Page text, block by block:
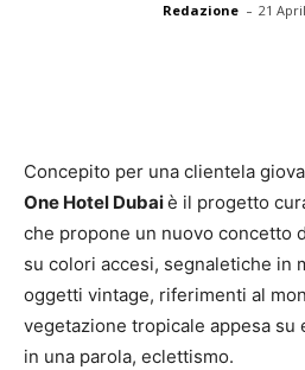
Redazione - 21
Concepito per una clientela
One Hotel Dubaiè il progetto
che propone un nuovo concetto
su colori accesi, segnaletiche in
oggetti vintage, riferimenti al
vegetazione tropicale appesa
in una parola, eclettismo.